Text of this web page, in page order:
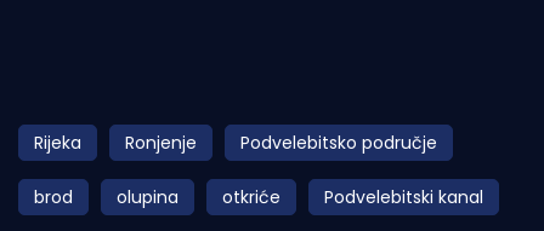
Obala
Otoci
Turizam i nautika
Rijeka Ronjenje Podvelebitsko područje
brod olupina otkriće Podvelebitski kanal